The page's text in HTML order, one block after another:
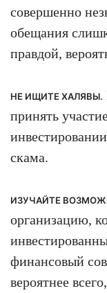
совершенно
обещания
правдой,
НЕ ИЩИТЕ ХАЛЯВЫ.
принять
скама.
ИЗУЧАЙТЕ
организацию,
финансовый
вероятнее